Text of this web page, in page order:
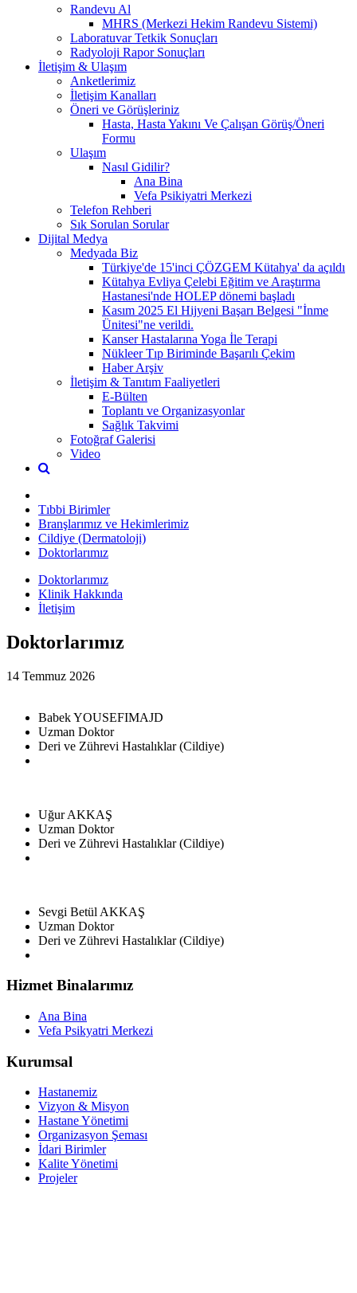
Randevu Al
MHRS (Merkezi Hekim Randevu Sistemi)
Laboratuvar Tetkik Sonuçları
Radyoloji Rapor Sonuçları
İletişim & Ulaşım
Anketlerimiz
İletişim Kanalları
Öneri ve Görüşleriniz
Hasta, Hasta Yakını Ve Çalışan Görüş/Öneri
Formu
Ulaşım
Nasıl Gidilir?
Ana Bina
Vefa Psikiyatri Merkezi
Telefon Rehberi
Sık Sorulan Sorular
Dijital Medya
Medyada Biz
Türkiye'de 15'inci ÇÖZGEM Kütahya' da açıldı
Kütahya Evliya Çelebi Eğitim ve Araştırma
Hastanesi'nde HOLEP dönemi başladı
Kasım 2025 El Hijyeni Başarı Belgesi "İnme
Ünitesi"ne verildi.
Kanser Hastalarına Yoga İle Terapi
Nükleer Tıp Biriminde Başarılı Çekim
Haber Arşiv
İletişim & Tanıtım Faaliyetleri
E-Bülten
Toplantı ve Organizasyonlar
Sağlık Takvimi
Fotoğraf Galerisi
Video
Tıbbi Birimler
Branşlarımız ve Hekimlerimiz
Cildiye (Dermatoloji)
Doktorlarımız
Doktorlarımız
Klinik Hakkında
İletişim
Doktorlarımız
14 Temmuz 2026
Babek YOUSEFIMAJD
Uzman Doktor
Deri ve Zührevi Hastalıklar (Cildiye)
Uğur AKKAŞ
Uzman Doktor
Deri ve Zührevi Hastalıklar (Cildiye)
Sevgi Betül AKKAŞ
Uzman Doktor
Deri ve Zührevi Hastalıklar (Cildiye)
Hizmet Binalarımız
Ana Bina
Vefa Psikyatri Merkezi
Kurumsal
Hastanemiz
Vizyon & Misyon
Hastane Yönetimi
Organizasyon Şeması
İdari Birimler
Kalite Yönetimi
Projeler